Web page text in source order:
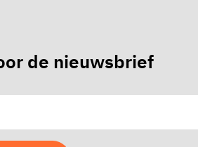
de nieuwsbrief